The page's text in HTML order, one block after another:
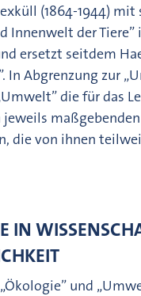
(1864-1944) mit
Innenwelt der
ersetzt seitdem
In Abgrenzung zur
die für das
die von ihnen
IN
und